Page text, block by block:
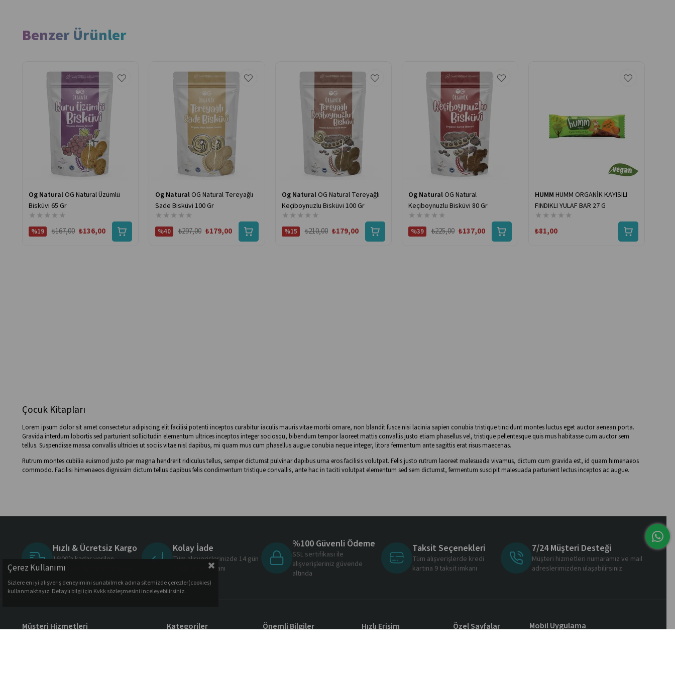
Benzer Ürünler
Og NaturalOG Natural Üzümlü
Bisküvi 65 Gr
★ ★ ★ ★ ★
%19 ₺136,00
₺167,00
Og NaturalOG Natural Tereyağlı
Sade Bisküvi 100 Gr
★ ★ ★ ★ ★
%40 ₺179,00
₺297,00
Og NaturalOG Natural Tereyağlı
Keçiboynuzlu Bisküvi 100 Gr
★ ★ ★ ★ ★
%15 ₺179,00
₺210,00
Og NaturalOG Natural
Keçiboynuzlu Bisküvi 80 Gr
★ ★ ★ ★ ★
%39 ₺137,00
₺225,00
HUMM HUMM ORGANİK KAYISILI
FINDIKLI YULAF BAR 27 G
★ ★ ★ ★ ★
₺81,00
Çocuk Kitapları
Lorem ipsum dolor sit amet consectetur adipiscing elit facilisi potenti inceptos curabitur iaculis mauris vitae morbi ornare, non blandit fusce nisi lacinia sapien conubia tristique tincidunt montes luctus eget auctor aenean porta.
Gravida interdum lobortis sed parturient sollicitudin elementum ultrices inceptos integer sociosqu, bibendum tempor laoreet mattis convallis justo etiam phasellus vel, tristique pellentesque quis mus habitasse cum auctor sem
tellus. Suspendisse massa convallis ultricies ut sociis vitae nisl dapibus, mi quam mus cum phasellus augue conubia neque integer, litora fermentum ante sagittis erat risus maecenas.
Rutrum montes cubilia euismod justo per magna hendrerit ridiculus tellus, semper dictumst pulvinar dapibus urna eros facilisis volutpat. Felis justo rutrum laoreet malesuada vivamus, dictum cum gravida est, id quam himenaeos
commodo. Facilisi himenaeos dignissim dictum tellus dapibus felis condimentum tristique convallis, ante hac in taciti volutpat elementum sed sem dictumst, fermentum suscipit malesuada parturient lectus inceptos ac augue.
Hızlı & Ücretsiz Kargo
16:00’a kadar verilen
siparişler aynı gün kargoda
Kolay İade
Tüm alışverişlerinizde 14 gün
içinde iade imkanı
%100 Güvenli Ödeme
SSL sertifikası ile
alışverişleriniz güvende
altında
Taksit Seçenekleri
Tüm alışverişlerde kredi
kartına 9 taksit imkanı
7/24 Müşteri Desteği
Müşteri hizmetleri numaramız ve mail
adreslerimizden ulaşabilirsiniz.
Müşteri Hizmetleri Kategoriler Önemli Bilgiler Hızlı Erişim Özel Sayfalar Mobil Uygulama
Çerez Kullanımı
Sizlere en iyi alışveriş deneyimini sunabilmek adına sitemizde çerezler(cookies)
kullanmaktayız. Detaylı bilgi için Kvkk sözleşmesini inceleyebilirsiniz.